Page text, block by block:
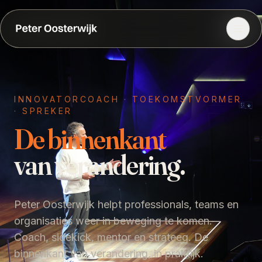
INNOVATORCOACH · TOEKOMSTVORMER
· SPREKER
De binnenkant
van verandering.
Peter Oosterwijk helpt professionals, teams en
organisaties weer in beweging te komen.
Coach, sidekick, mentor en strateeg. De
binnenkant van verandering, in praktijk.